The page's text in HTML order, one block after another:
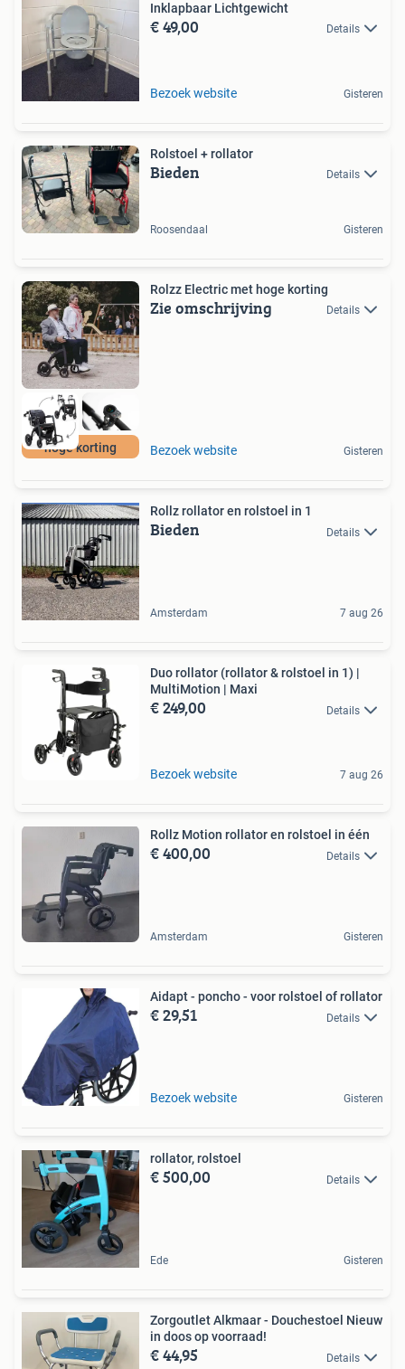
Inklapbaar Lichtgewicht
€ 49,00 Details
Bezoek website Gisteren
Rolstoel + rollator
Bieden Details
Roosendaal Gisteren
hoge korting
Rolzz Electric met hoge korting
Zie omschrijving Details
Bezoek website Gisteren
Rollz rollator en rolstoel in 1
Bieden Details
Amsterdam 7 aug 26
Duo rollator (rollator & rolstoel in 1) |
MultiMotion | Maxi
€ 249,00 Details
Bezoek website 7 aug 26
Rollz Motion rollator en rolstoel in één
€ 400,00 Details
Amsterdam Gisteren
Aidapt - poncho - voor rolstoel of rollator
€ 29,51 Details
Bezoek website Gisteren
rollator, rolstoel
€ 500,00 Details
Ede Gisteren
Zorgoutlet Alkmaar - Douchestoel Nieuw
in doos op voorraad!
€ 44,95 Details